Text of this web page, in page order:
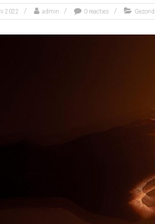
2022 admin 0 reacties